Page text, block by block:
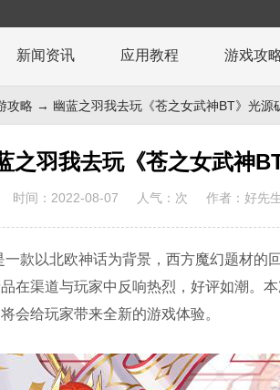
新闻资讯 应用教程 游戏攻
攻略 → 幽蓝之羽我去玩《苍之女武神BT》光源
之羽我去玩《苍之女武神
时间：2022-08-07 人气： 次 作者：好先
款以北欧神话为背景，西方魔幻题材的
在渠道与玩家中反响热烈，好评如潮。
会给玩家带来全新的游戏体验。